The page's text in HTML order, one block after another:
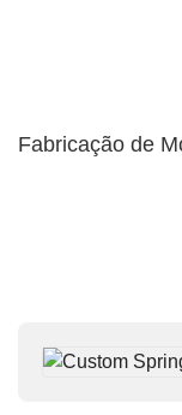
Fabricação de